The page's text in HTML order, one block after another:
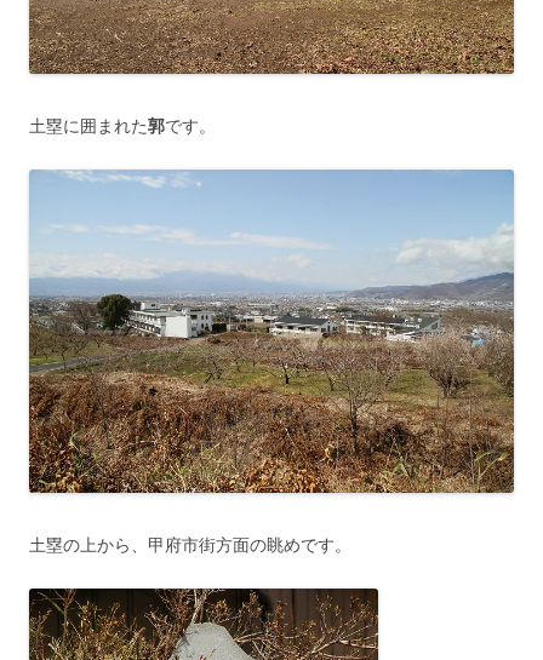
土塁に囲まれた郭です。
土塁の上から、甲府市街方面の眺めです。